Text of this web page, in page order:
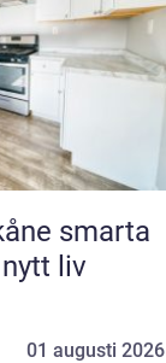
liv
01 augusti 2026